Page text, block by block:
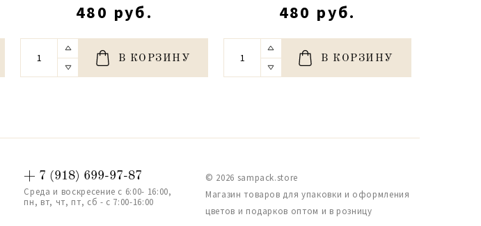
480 руб.
В КОРЗИНУ
480 руб.
В КОРЗИНУ
+ 7 (918) 699-97-87
Среда и воскресение с 6:00- 16:00,
пн, вт, чт, пт, сб - с 7:00-16:00
© 2026 sampack.store
Магазин товаров для упаковки и оформления
цветов и подарков оптом и в розницу